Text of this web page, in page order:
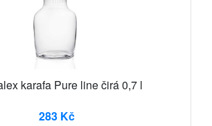
karafa Pure line čirá 0,7 l
283 Kč